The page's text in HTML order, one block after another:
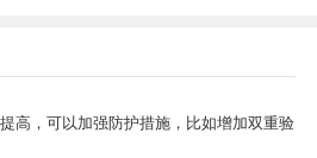
高，可以加强防护措施，比如增加双重验